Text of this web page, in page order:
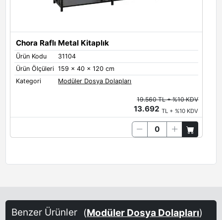
Chora Raflı Metal Kitaplık
Ürün Kodu
31104
Ürün Ölçüleri 159 x 40 x 120 cm
Kategori
Modüler Dosya Dolapları
19.560 TL + %10 KDV
13.692TL + %10 KDV
Benzer Ürünler (Modüler Dosya Dolapları)